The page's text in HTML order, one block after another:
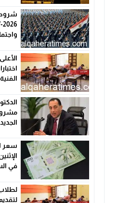
شروط
سعر
في